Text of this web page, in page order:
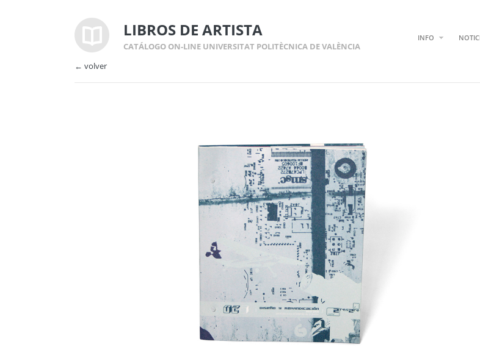
LIBROS DE ARTISTA
CATÁLOGO ON-LINE UNIVERSITAT POLITÈCNICA DE VALÈNCIA
INFO
← volver